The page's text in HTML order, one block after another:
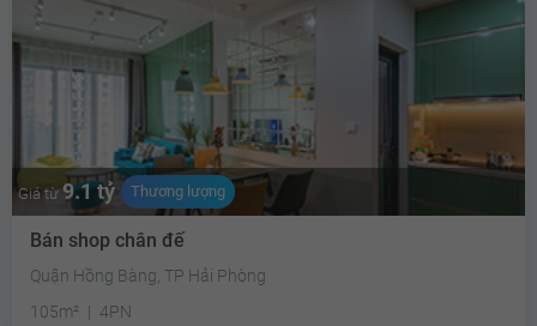
Giá từ9.1 tỷ Thương lượng
Bán shop chân đế
Quận Hồng Bàng, TP Hải Phòng
105m²
4PN